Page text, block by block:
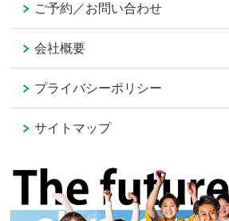
ご予約／お問い合わせ
会社概要
プライバシーポリシー
サイトマップ